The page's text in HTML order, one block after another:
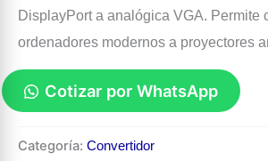
DisplayPort a analógica VGA. Permite
ordenadores modernos a proyectores
Cotizar por WhatsApp
Mini
Categoría: Convertidor